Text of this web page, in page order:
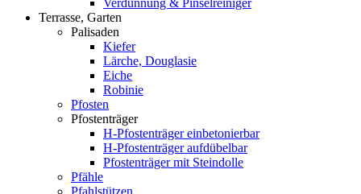
Verdünnung & Pinselreiniger
Terrasse, Garten
Palisaden
Kiefer
Lärche, Douglasie
Eiche
Robinie
Pfosten
Pfostenträger
H-Pfostenträger einbetonierbar
H-Pfostenträger aufdübelbar
Pfostenträger mit Steindolle
Pfähle
Pfahlstützen